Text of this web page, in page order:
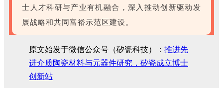
士人才科研与产业有机融合，深入推动创新驱动发
展战略和共同富裕示范区建设。
原文始发于微信公众号（矽瓷科技）： 推进先
进介质陶瓷材料与元器件研究，矽瓷成立博士
创新站